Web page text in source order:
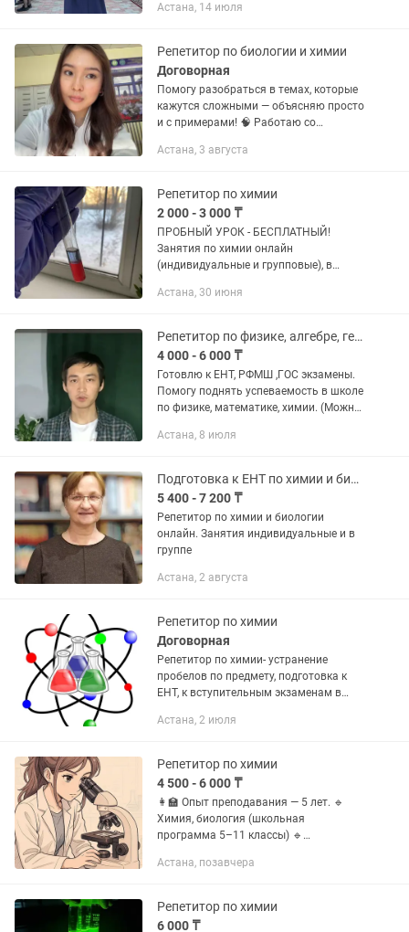
пробелов, •Помощь с СОР и СОЧ
Астана, 14 июля
Репетитор по биологии и химии
Договорная
Помогу разобраться в темах, которые
кажутся сложными — объясняю просто
и с примерами! 🧠 Работаю со
лабораторными, самостоятельными и
знания,...
Астана, 3 августа
Репетитор по химии
2 000 - 3 000 ₸
ПРОБНЫЙ УРОК - БЕСПЛАТНЫЙ!
Занятия по химии онлайн
(индивидуальные и групповые), в
получит прочную и качественную базу
школе,...
Астана, 30 июня
Репетитор по физике, алгебре, геометрии, химии
4 000 - 6 000 ₸
Готовлю к ЕНТ, РФМШ ,ГОС экзамены.
Помогу поднять успеваемость в школе
по физике, математике, химии. (Можно
уроки на рус яз, каз яз, англ яз Оплата
Астана, 8 июля
Подготовка к ЕНТ по химии и биологии
5 400 - 7 200 ₸
Репетитор по химии и биологии
онлайн. Занятия индивидуальные и в
группе
Астана, 2 августа
Репетитор по химии
Договорная
Репетитор по химии- устранение
пробелов по предмету, подготовка к
ЕНТ, к вступительным экзаменам в
биологическую школу в России при
подготовке к...
Астана, 2 июля
Репетитор по химии
4 500 - 6 000 ₸
👩🏫 Опыт преподавания — 5 лет. 🔹
Химия, биология (школьная
программа 5–11 классы) 🔹
Индивидуальные занятия онлайн ✅
Помогу разобраться...
Астана, позавчера
Репетитор по химии
6 000 ₸